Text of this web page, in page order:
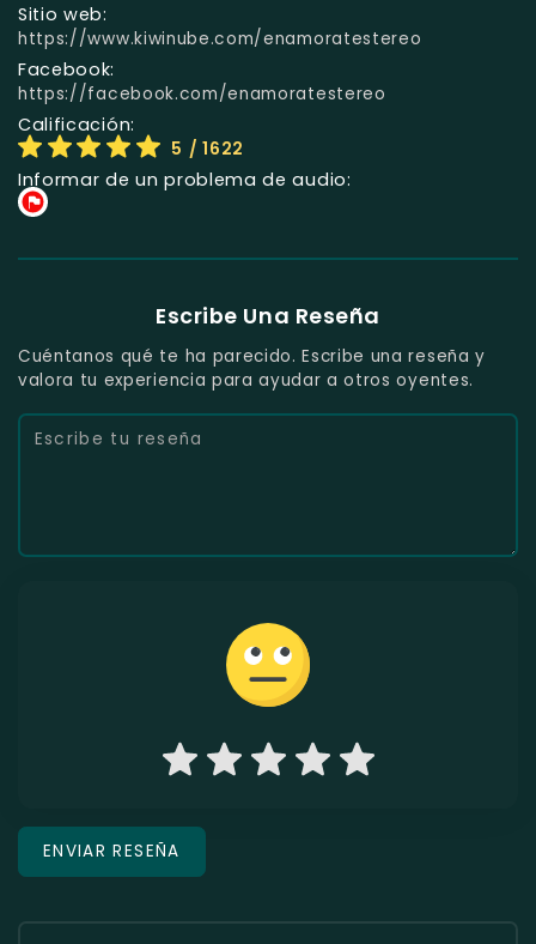
Sitio web:
https://www.kiwinube.com/enamoratestereo
Facebook:
https://facebook.com/enamoratestereo
Calificación:
5 / 1622
Informar de un problema de audio:
Escribe Una Reseña
Cuéntanos qué te ha parecido. Escribe una reseña y
valora tu experiencia para ayudar a otros oyentes.